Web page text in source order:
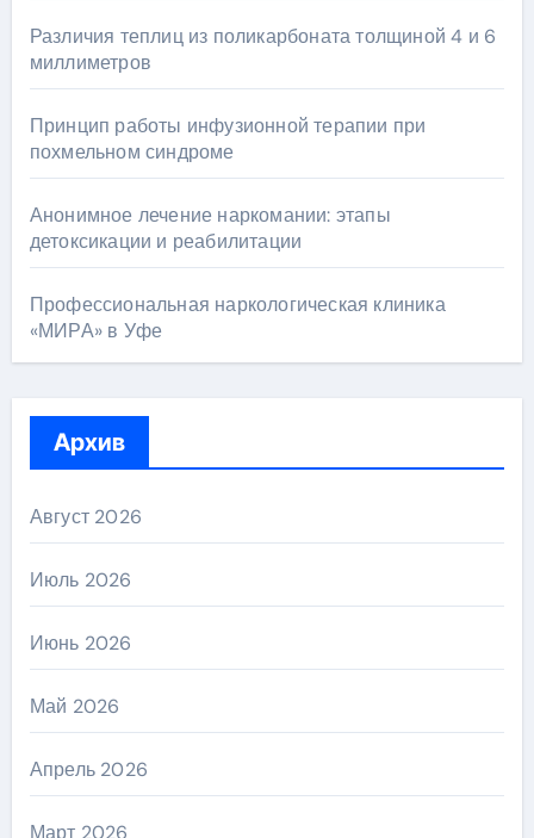
Различия теплиц из поликарбоната толщиной 4 и 6
миллиметров
Принцип работы инфузионной терапии при
похмельном синдроме
Анонимное лечение наркомании: этапы
детоксикации и реабилитации
Профессиональная наркологическая клиника
«МИРА» в Уфе
Архив
Август 2026
Июль 2026
Июнь 2026
Май 2026
Апрель 2026
Март 2026